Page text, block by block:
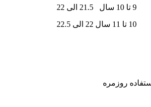
9 تا 10 سال
21.5 الی 22
10 تا 11 سال
22 الی 22.5
روزمره